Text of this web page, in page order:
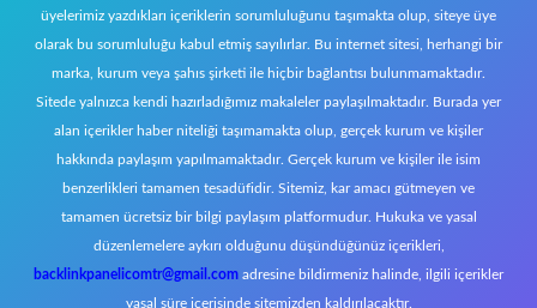
üyelerimiz yazdıkları içeriklerin sorumluluğunu taşımakta olup, siteye üye
olarak bu sorumluluğu kabul etmiş sayılırlar. Bu internet sitesi, herhangi bir
marka, kurum veya şahıs şirketi ile hiçbir bağlantısı bulunmamaktadır.
Sitede yalnızca kendi hazırladığımız makaleler paylaşılmaktadır. Burada yer
alan içerikler haber niteliği taşımamakta olup, gerçek kurum ve kişiler
hakkında paylaşım yapılmamaktadır. Gerçek kurum ve kişiler ile isim
benzerlikleri tamamen tesadüfidir. Sitemiz, kar amacı gütmeyen ve
tamamen ücretsiz bir bilgi paylaşım platformudur. Hukuka ve yasal
düzenlemelere aykırı olduğunu düşündüğünüz içerikleri,
backlinkpanelicomtr@gmail.com adresine bildirmeniz halinde, ilgili içerikler
yasal süre içerisinde sitemizden kaldırılacaktır.